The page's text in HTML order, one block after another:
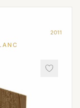
2011